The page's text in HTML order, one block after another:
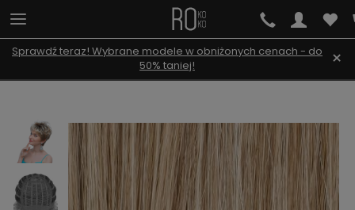
Sprawdź teraz! Wybrane modele w obniżonych cenach - do
50% taniej!
×